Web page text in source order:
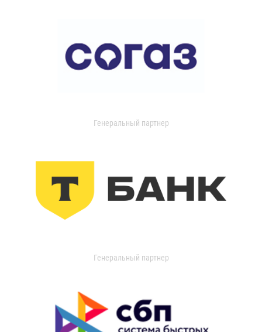
Генеральный партнер
Генеральный партнер